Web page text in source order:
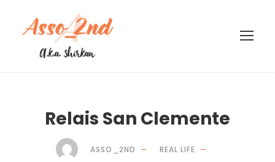
Relais San Clemente
ASSO_2ND
REAL LIFE